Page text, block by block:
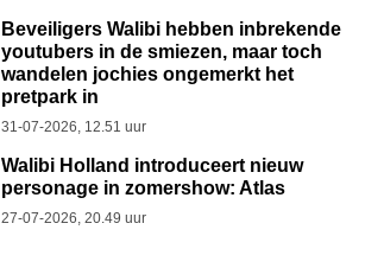
Beveiligers Walibi hebben inbrekende
youtubers in de smiezen, maar toch
wandelen jochies ongemerkt het
pretpark in
31-07-2026, 12.51 uur
Walibi Holland introduceert nieuw
personage in zomershow: Atlas
27-07-2026, 20.49 uur